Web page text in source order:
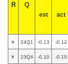
R Q
est act
✕ 24Q1 -0.13 -0.12
✕ 23Q4 -0.10 -0.10